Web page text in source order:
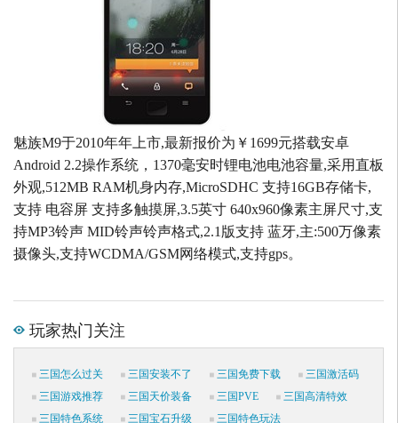
魅族M9于2010年年上市,最新报价为￥1699元搭载安卓
Android 2.2操作系统，1370毫安时锂电池电池容量,采用直板
外观,512MB RAM机身内存,MicroSDHC 支持16GB存储卡,
支持 电容屏 支持多触摸屏,3.5英寸 640x960像素主屏尺寸,支
持MP3铃声 MID铃声铃声格式,2.1版支持 蓝牙,主:500万像素
摄像头,支持WCDMA/GSM网络模式,支持gps。
玩家热门关注
三国怎么过关 三国安装不了 三国免费下载
三国激活码
三国游戏推荐
三国天价装备 三国PVE
三国高清特效
三国特色系统
三国宝石升级
三国特色玩法